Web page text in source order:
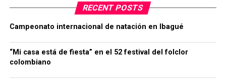
RECENT POSTS
Campeonato internacional de natación en Ibagué
“Mi casa está de fiesta” en el 52 festival del folclor
colombiano